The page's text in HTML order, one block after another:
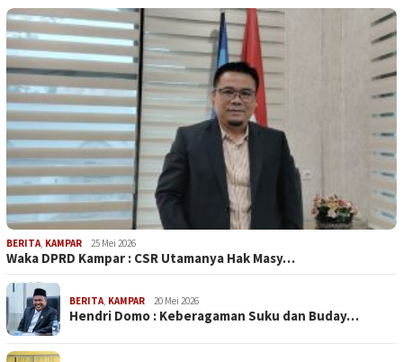
BERITA, KAMPAR 25 Mei 2026
Waka DPRD Kampar : CSR Utamanya Hak Masy…
BERITA, KAMPAR 20 Mei 2026
Hendri Domo : Keberagaman Suku dan Buday…